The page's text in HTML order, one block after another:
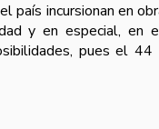
paí­s incursionan en
y en especial, en
pues el